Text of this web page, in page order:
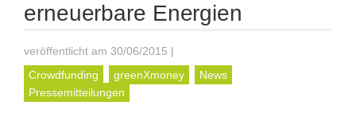
erneuerbare Energien
veröffentlicht am 30/06/2015 |
Crowdfunding
greenXmoney
News
Pressemitteilungen